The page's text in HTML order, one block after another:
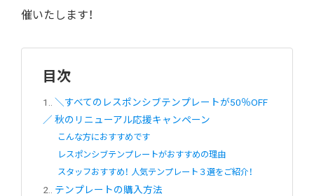
催いたします！
目次
1.
＼すべてのレスポンシブテンプレートが50％OFF
／ 秋のリニューアル応援キャンペーン
こんな方におすすめです
レスポンシブテンプレートがおすすめの理由
スタッフおすすめ！ 人気テンプレート３選をご紹介！
2. テンプレートの購入方法